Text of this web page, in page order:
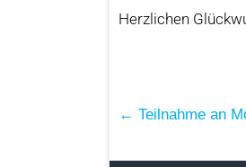
Herzlichen
← Teilnahme an